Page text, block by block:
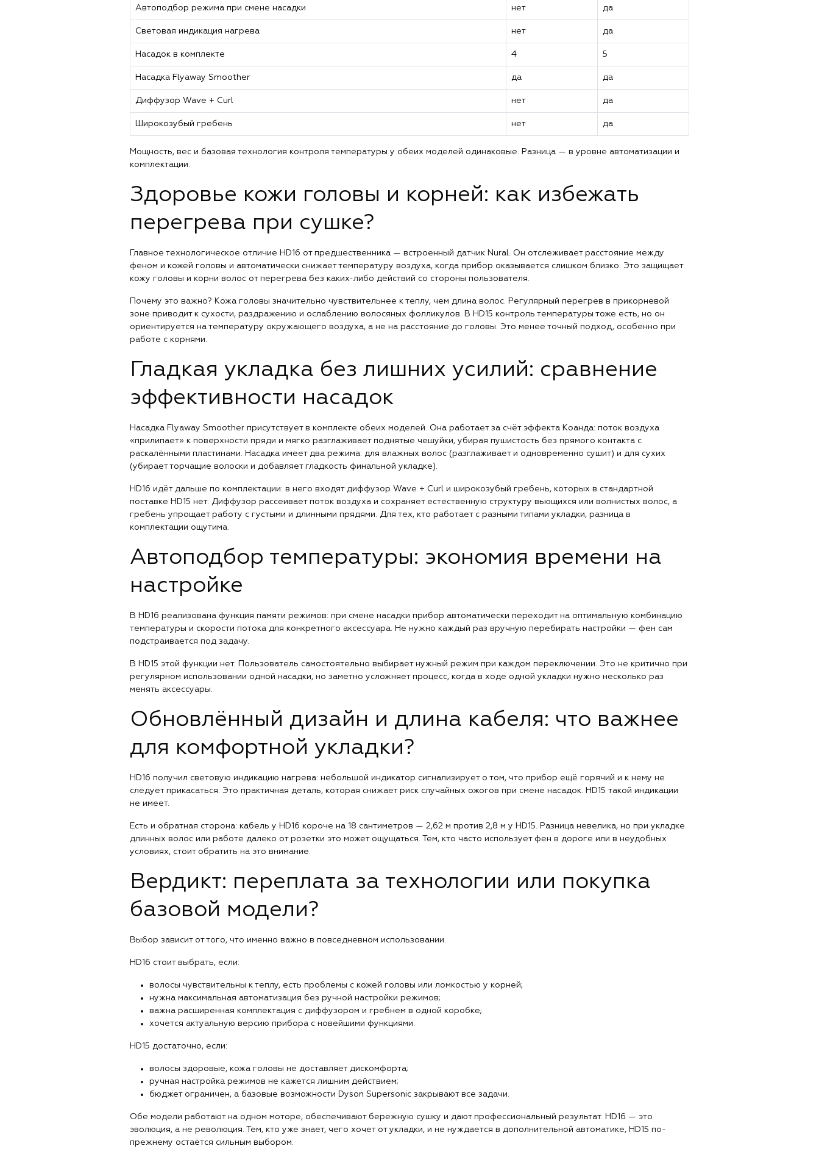
Автоподбор режима при смене насадки нет да
Световая индикация нагрева нет да
Насадок в комплекте 4 5
Насадка Flyaway Smoother да да
Диффузор Wave + Curl нет да
Широкозубый гребень нет да
Мощность, вес и базовая технология контроля температуры у обеих моделей одинаковые. Разница — в уровне автоматизации и
комплектации.
Здоровье кожи головы и корней: как избежать
перегрева при сушке?
Главное технологическое отличие HD16 от предшественника — встроенный датчик Nural. Он отслеживает расстояние между
феном и кожей головы и автоматически снижает температуру воздуха, когда прибор оказывается слишком близко. Это защищает
кожу головы и корни волос от перегрева без каких-либо действий со стороны пользователя.
Почему это важно? Кожа головы значительно чувствительнее к теплу, чем длина волос. Регулярный перегрев в прикорневой
зоне приводит к сухости, раздражению и ослаблению волосяных фолликулов. В HD15 контроль температуры тоже есть, но он
ориентируется на температуру окружающего воздуха, а не на расстояние до головы. Это менее точный подход, особенно при
работе с корнями.
Гладкая укладка без лишних усилий: сравнение
эффективности насадок
Насадка Flyaway Smoother присутствует в комплекте обеих моделей. Она работает за счёт эффекта Коанда: поток воздуха
«прилипает» к поверхности пряди и мягко разглаживает поднятые чешуйки, убирая пушистость без прямого контакта с
раскалёнными пластинами. Насадка имеет два режима: для влажных волос (разглаживает и одновременно сушит) и для сухих
(убирает торчащие волоски и добавляет гладкость финальной укладке).
HD16 идёт дальше по комплектации: в него входят диффузор Wave + Curl и широкозубый гребень, которых в стандартной
поставке HD15 нет. Диффузор рассеивает поток воздуха и сохраняет естественную структуру вьющихся или волнистых волос, а
гребень упрощает работу с густыми и длинными прядями. Для тех, кто работает с разными типами укладки, разница в
комплектации ощутима.
Автоподбор температуры: экономия времени на
настройке
В HD16 реализована функция памяти режимов: при смене насадки прибор автоматически переходит на оптимальную комбинацию
температуры и скорости потока для конкретного аксессуара. Не нужно каждый раз вручную перебирать настройки — фен сам
подстраивается под задачу.
В HD15 этой функции нет. Пользователь самостоятельно выбирает нужный режим при каждом переключении. Это не критично при
регулярном использовании одной насадки, но заметно усложняет процесс, когда в ходе одной укладки нужно несколько раз
менять аксессуары.
Обновлённый дизайн и длина кабеля: что важнее
для комфортной укладки?
HD16 получил световую индикацию нагрева: небольшой индикатор сигнализирует о том, что прибор ещё горячий и к нему не
следует прикасаться. Это практичная деталь, которая снижает риск случайных ожогов при смене насадок. HD15 такой индикации
не имеет.
Есть и обратная сторона: кабель у HD16 короче на 18 сантиметров — 2,62 м против 2,8 м у HD15. Разница невелика, но при укладке
длинных волос или работе далеко от розетки это может ощущаться. Тем, кто часто использует фен в дороге или в неудобных
условиях, стоит обратить на это внимание.
Вердикт: переплата за технологии или покупка
базовой модели?
Выбор зависит от того, что именно важно в повседневном использовании.
HD16 стоит выбрать, если:
волосы чувствительны к теплу, есть проблемы с кожей головы или ломкостью у корней;
нужна максимальная автоматизация без ручной настройки режимов;
важна расширенная комплектация с диффузором и гребнем в одной коробке;
хочется актуальную версию прибора с новейшими функциями.
HD15 достаточно, если:
волосы здоровые, кожа головы не доставляет дискомфорта;
ручная настройка режимов не кажется лишним действием;
бюджет ограничен, а базовые возможности Dyson Supersonic закрывают все задачи.
Обе модели работают на одном моторе, обеспечивают бережную сушку и дают профессиональный результат. HD16 — это
эволюция, а не революция. Тем, кто уже знает, чего хочет от укладки, и не нуждается в дополнительной автоматике, HD15 по-
прежнему остаётся сильным выбором.